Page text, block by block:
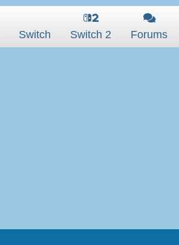
Switch Switch 2 Forums